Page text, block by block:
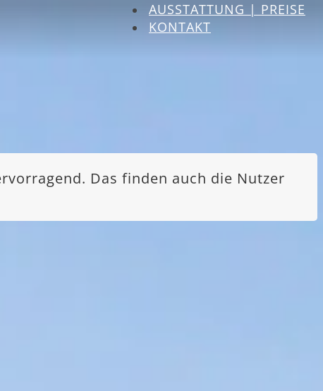
AUSSTATTUNG | PREISE
KONTAKT
Das finden auch die Nutzer